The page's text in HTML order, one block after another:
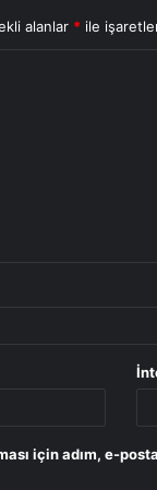
alanlar * ile
için adım, e-